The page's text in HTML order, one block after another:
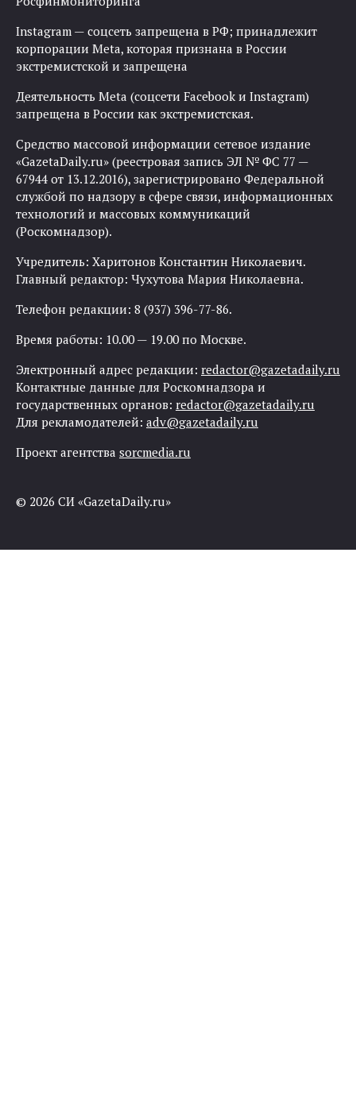
Instagram — соцсеть запрещена в РФ; принадлежит
корпорации Meta, которая признана в России
экстремистской и запрещена
Деятельность Meta (соцсети Facebook и Instagram)
запрещена в России как экстремистская.
Средство массовой информации сетевое издание
«GazetaDaily.ru» (реестровая запись ЭЛ № ФС 77 —
67944 от 13.12.2016), зарегистрировано Федеральной
службой по надзору в сфере связи, информационных
технологий и массовых коммуникаций
(Роскомнадзор).
Учредитель: Харитонов Константин Николаевич.
Главный редактор: Чухутова Мария Николаевна.
Телефон редакции: 8 (937) 396-77-86.
Время работы: 10.00 — 19.00 по Москве.
Электронный адрес редакции: redactor@gazetadaily.ru
Контактные данные для Роскомнадзора и
государственных органов: redactor@gazetadaily.ru
Для рекламодателей: adv@gazetadaily.ru
Проект агентства sorcmedia.ru
© 2026 СИ «GazetaDaily.ru»